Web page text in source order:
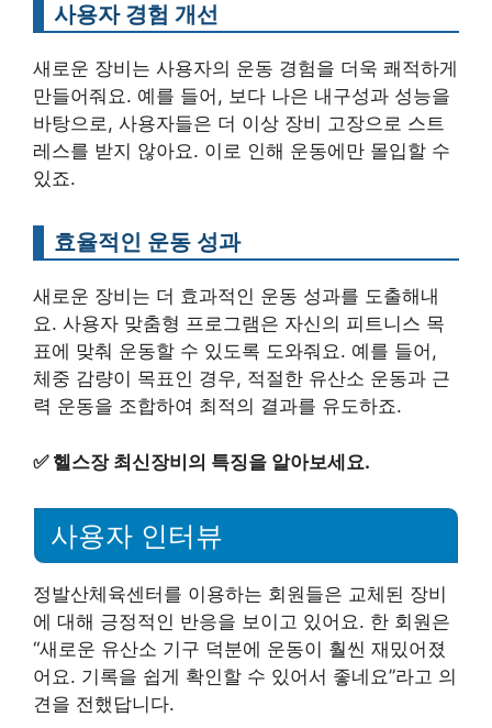
사용자 경험 개선
새로운 장비는 사용자의 운동 경험을 더욱 쾌적하게
만들어줘요. 예를 들어, 보다 나은 내구성과 성능을
바탕으로, 사용자들은 더 이상 장비 고장으로 스트
레스를 받지 않아요. 이로 인해 운동에만 몰입할 수
있죠.
효율적인 운동 성과
새로운 장비는 더 효과적인 운동 성과를 도출해내
요. 사용자 맞춤형 프로그램은 자신의 피트니스 목
표에 맞춰 운동할 수 있도록 도와줘요. 예를 들어,
체중 감량이 목표인 경우, 적절한 유산소 운동과 근
력 운동을 조합하여 최적의 결과를 유도하죠.
✅ 헬스장 최신장비의 특징을 알아보세요.
사용자 인터뷰
정발산체육센터를 이용하는 회원들은 교체된 장비
에 대해 긍정적인 반응을 보이고 있어요. 한 회원은
“새로운 유산소 기구 덕분에 운동이 훨씬 재밌어졌
어요. 기록을 쉽게 확인할 수 있어서 좋네요”라고 의
견을 전했답니다.